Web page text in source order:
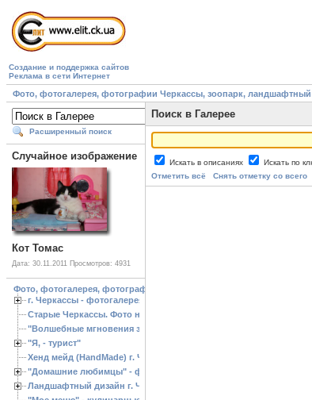
Создание и поддержка сайтов
Реклама в сети Интернет
Фото, фотогалерея, фотографии Черкассы, зоопарк,
Расширенный поиск
Случайное изображение
Кот Томас
Дата: 30.11.2011 Просмотров: 4931
Фото, фотогалерея, фотографии Черкассы, зоопарк,
г. Черкассы - фотогалерея
Старые Черкассы. Фото начало ХХ ст.
"Волшебные мгновения зимы"
"Я, - турист"
Хенд мейд (HandMade) г. Черкассы, - изделия ручной работы
"Домашние любимцы" - фото
Ландшафтный дизайн г. Черкассы
Поиск в Галерее
Искать в описаниях Искать по
Отметить всё
Снять отметку со всего